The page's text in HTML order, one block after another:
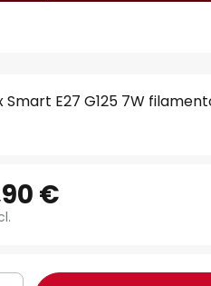
Smart E27 G125 7W
€